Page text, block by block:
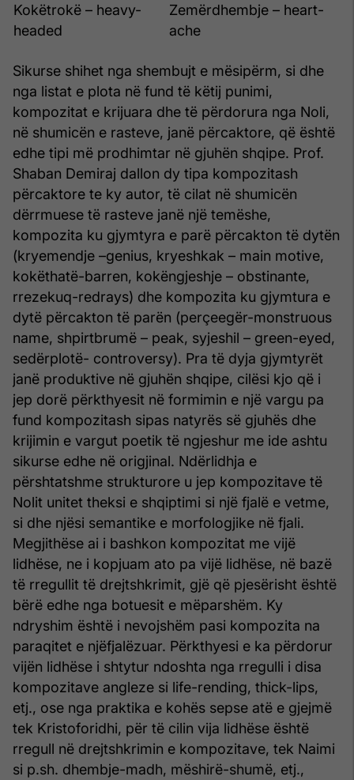
Kokëtrokë – heavy-
headed
Zemërdhembje – heart-
ache
Sikurse shihet nga shembujt e mësipërm, si dhe
nga listat e plota në fund të këtij punimi,
kompozitat e krijuara dhe të përdorura nga Noli,
në shumicën e rasteve, janë përcaktore, që është
edhe tipi më prodhimtar në gjuhën shqipe. Prof.
Shaban Demiraj dallon dy tipa kompozitash
përcaktore te ky autor, të cilat në shumicën
dërrmuese të rasteve janë një temëshe,
kompozita ku gjymtyra e parë përcakton të dytën
(kryemendje –genius, kryeshkak – main motive,
kokëthatë-barren, kokëngjeshje – obstinante,
rrezekuq-redrays) dhe kompozita ku gjymtura e
dytë përcakton të parën (perçeegër-monstruous
name, shpirtbrumë – peak, syjeshil – green-eyed,
sedërplotë- controversy). Pra të dyja gjymtyrët
janë produktive në gjuhën shqipe, cilësi kjo që i
jep dorë përkthyesit në formimin e një vargu pa
fund kompozitash sipas natyrës së gjuhës dhe
krijimin e vargut poetik të ngjeshur me ide ashtu
sikurse edhe në origjinal. Ndërlidhja e
përshtatshme strukturore u jep kompozitave të
Nolit unitet theksi e shqiptimi si një fjalë e vetme,
si dhe njësi semantike e morfologjike në fjali.
Megjithëse ai i bashkon kompozitat me vijë
lidhëse, ne i kopjuam ato pa vijë lidhëse, në bazë
të rregullit të drejtshkrimit, gjë që pjesërisht është
bërë edhe nga botuesit e mëparshëm. Ky
ndryshim është i nevojshëm pasi kompozita na
paraqitet e njëfjalëzuar. Përkthyesi e ka përdorur
vijën lidhëse i shtytur ndoshta nga rregulli i disa
kompozitave angleze si life-rending, thick-lips,
etj., ose nga praktika e kohës sepse atë e gjejmë
tek Kristoforidhi, për të cilin vija lidhëse është
rregull në drejtshkrimin e kompozitave, tek Naimi
si p.sh. dhembje-madh, mëshirë-shumë, etj.,